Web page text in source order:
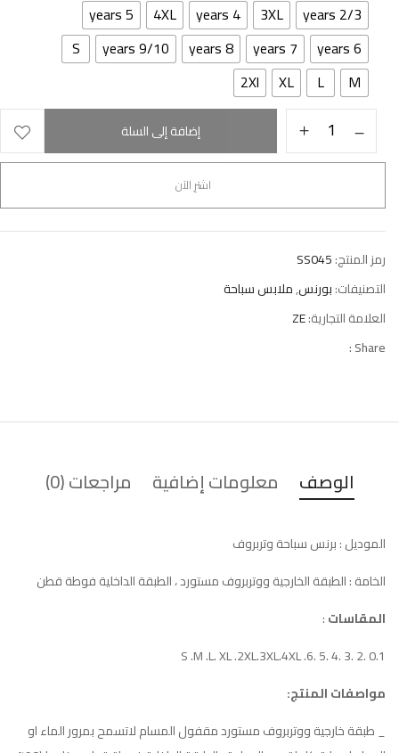
2/3 years
2Xl
3XL
4 years
4XL
5 years
6 years
7 years
8 years
9/10 years
L
M
S
XL
إضافة إلى السلة
اشترِ الآن
رمز المنتج:SS045
التصنيفات:بورنس,ملابس سباحة
العلامة التجارية:ZE
Share :
الوصف معلومات إضافية مراجعات (0)
الموديل: برنس سباحة وتربروف
الخامة : الطبقة الخارجية ووتربروف مستورد ، الطبقة الداخلية فوطة قطن
المقاسات:
0.1 .2 .3 .4 .5 .6. S .M .L. XL .2XL.3XL.4XL
مواصفات المنتج:
_ طبقة خارجية ووتربروف مستورد مقفول المسام لاتسمح بمرور الماء او